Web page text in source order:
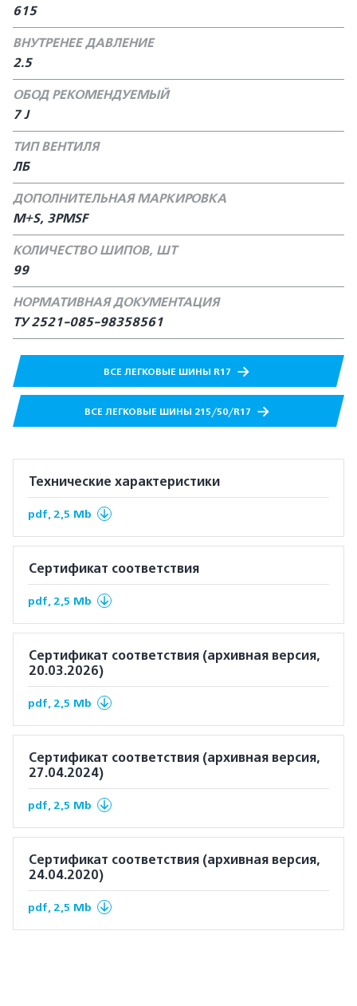
615
ВНУТРЕНЕЕ ДАВЛЕНИЕ
2.5
ОБОД РЕКОМЕНДУЕМЫЙ
7 J
ТИП ВЕНТИЛЯ
ЛБ
ДОПОЛНИТЕЛЬНАЯ МАРКИРОВКА
M+S, 3PMSF
КОЛИЧЕСТВО ШИПОВ, ШТ
99
НОРМАТИВНАЯ ДОКУМЕНТАЦИЯ
ТУ 2521-085-98358561
ВСЕ ЛЕГКОВЫЕ ШИНЫ R17
ВСЕ ЛЕГКОВЫЕ ШИНЫ 215/50/R17
Технические характеристики
pdf, 2,5 Mb
Сертификат соответствия
pdf, 2,5 Mb
Сертификат соответствия (архивная версия,
20.03.2026)
pdf, 2,5 Mb
Сертификат соответствия (архивная версия,
27.04.2024)
pdf, 2,5 Mb
Сертификат соответствия (архивная версия,
24.04.2020)
pdf, 2,5 Mb